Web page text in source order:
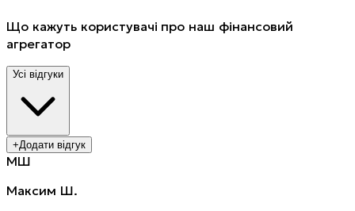
Що кажуть користувачі про наш фінансовий
агрегатор
Усі відгуки
+Додати відгук
МШ
Максим Ш.